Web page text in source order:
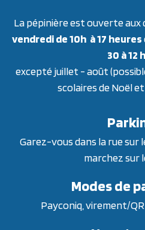
La pépinière est ouverte
vendredi de 10h à 17 heures
30 à 12
excepté juillet - août
scolaires de Noël
Garez-vous dans la rue sur
marchez sur
Modes de
Payconiq, virement/